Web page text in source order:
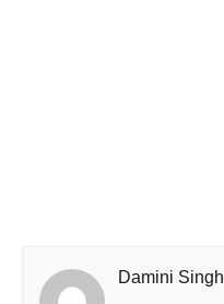
Damini Singh